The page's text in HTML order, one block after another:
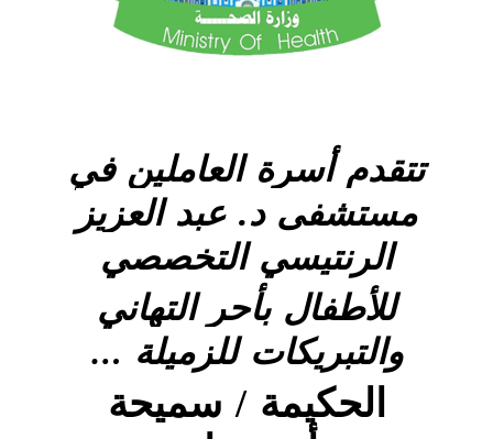
تتقدم أسرة العاملين في
مستشفى د. عبد العزيز
الرنتيسي التخصصي
للأطفال بأحر التهاني
والتبريكات للزميلة …
الحكيمة / سميحة